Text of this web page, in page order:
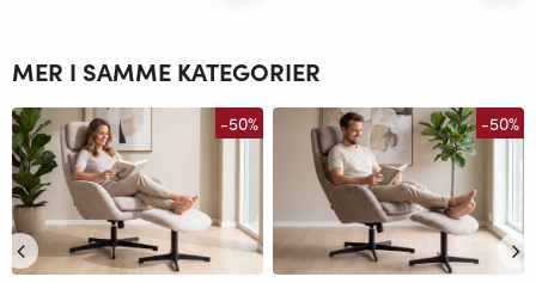
MER I SAMME KATEGORIER
-50% -50%